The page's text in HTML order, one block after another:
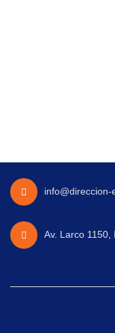
info@direccion-
Av. Larco